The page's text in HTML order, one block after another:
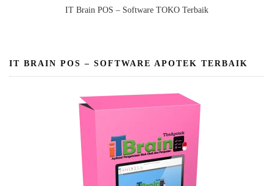
IT Brain POS – Software TOKO Terbaik
IT BRAIN POS – SOFTWARE APOTEK TERBAIK